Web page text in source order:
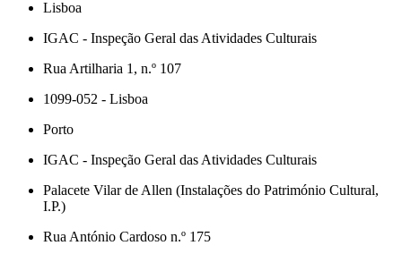
Lisboa
IGAC - Inspeção Geral das Atividades Culturais
Rua Artilharia 1, n.º 107
1099-052 - Lisboa
Porto
IGAC - Inspeção Geral das Atividades Culturais
Palacete Vilar de Allen (Instalações do Património Cultural,
I.P.)
Rua António Cardoso n.º 175